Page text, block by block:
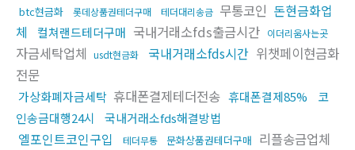
btc현금화 롯데상품권테더구매 테더대리송금 무통코인 돈현금화업
체
컬쳐랜드테더구매 국내거래소fds출금시간 이더리움사는곳
자금세탁업체 usdt현금화 국내거래소fds시간 위챗페이현금화
전문
가상화폐자금세탁 휴대폰결제테더전송 휴대폰결제85%
코
인송금대행24시
국내거래소fds해결방법
엘포인트코인구입 테더무통 문화상품권테더구매 리플송금업체